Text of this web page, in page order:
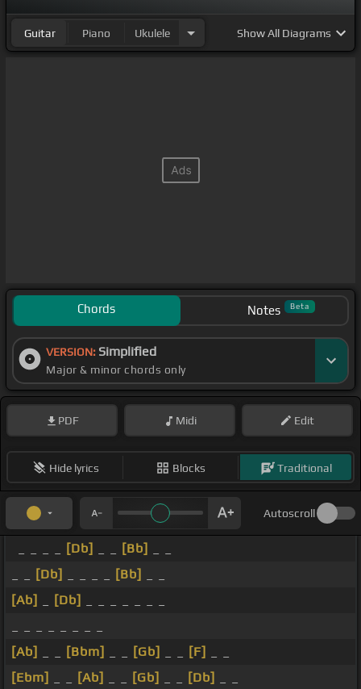
Guitar Piano Ukulele ShowAll Diagrams
Chords Notes Beta
VERSION: Simplified
Major & minor chords only
PDF Midi Edit
Hide lyrics Blocks Traditional
Autoscroll
[Db] [Bb]
[Db] [Bb]
[Ab]
[Db]
[Ab]
[Bbm] [Gb] [F]
[Ebm]
[Ab] [Gb] [Db]